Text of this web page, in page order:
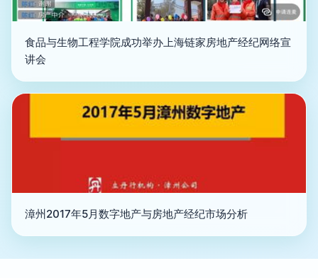
食品与生物工程学院成功举办上海链家房地产经纪网络宣
讲会
漳州2017年5月数字地产与房地产经纪市场分析